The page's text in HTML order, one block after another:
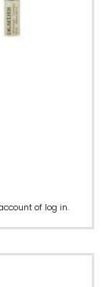
of log in.